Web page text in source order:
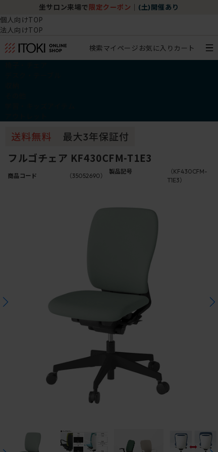
坐サロン来場で 限定クーポン (土)開催あり
個人向けTOP
法人向けTOP
検索マイページ お気に入り カート
フルゴチェア KF430CFM-T1E3
商品コード （35052690）
製品記号
（KF430CFM-
T1E3）